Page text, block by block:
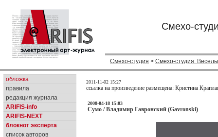
Смехо-
Смехо-студия > Смехо-студия:
обложка
правила
редакция журнала
ARIFIS-info
ARIFIS-NEXT
блокнот эксперта
список авторов
2011-11-02 15:27
ссылка на произведение размещена: Кристина
2008-04-18 15:03
Сумо / Владимир Гавронский (Gavronski)